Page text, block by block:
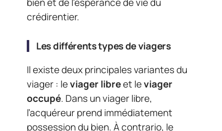
crédirentier.
Les différents types de viagers
Il existe deux principales variantes du
viager : leviager libreet leviager
occupé. Dans un viager libre,
l’acquéreur prend immédiatement
possession du bien. À contrario, le